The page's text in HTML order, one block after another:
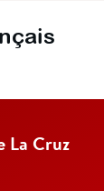
La Cruz